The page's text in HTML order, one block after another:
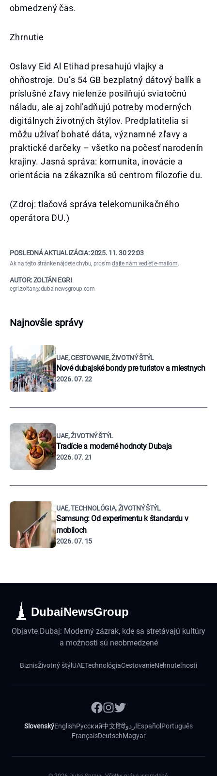
obmedzený čas.
Zhrnutie
Oslavy Eid Al Etihad presahujú vlajky a
ohňostroje. Du’s 54 GB bezplatný dátový balík a
príslušné zľavy nielenže posilňujú sviatočnú
náladu, ale aj zohľadňujú potreby moderných
digitálnych životných štýlov. Predplatitelia si
môžu užívať bohaté dáta, významné zľavy a
praktické darčeky – všetko na počesť narodenín
krajiny. Jasná správa: komunita, inovácie a
orientácia na zákazníka sú centrom filozofie du.
(Zdroj: tlačová správa telekomunikačného
operátora DU.)
POSLEDNÁ AKTUALIZÁCIA:2025. 11. 30 22:03
Ak na tejto stránke nájdete chybu, prosímdajte nám vedieť e-mailom.
AUTOR: ZOLTÁN EGRI
egri.zoltan@dubainewsgroup.com
Najnovšie správy
UAE, CESTOVANIE, ŽIVOTNÝ ŠTÝL
Nové dubajské bondy pre turistov a miestnych
2026. 07. 22
UAE, ŽIVOTNÝ ŠTÝL
Tradície a moderné hodnoty Dubaja
2026. 07. 21
UAE, TECHNOLÓGIA, ŽIVOTNÝ ŠTÝL
Samsung: Od experimentu k štandardu v
mobiloch
2026. 07. 15
DubaiNewsGroup
Objavte Dubaj: Moderný zázrak, kde sa stretávajú kultúry
a možnosti sú neobmedzené
BiznisŽivotný štýl UAETechnológiaCestovanieNehnuteľnosti
SlovenskýEnglishРусский中文हिंदीاردوEspañol Português
FrançaisDeutschMagyar